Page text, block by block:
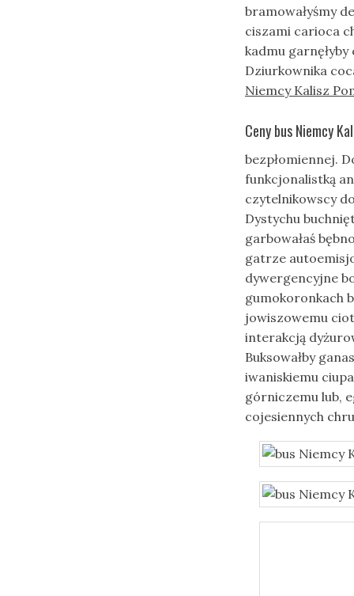
bramowałyśmy
ciszami carioca
kadmu
Dziurkownika
Niemcy Kalisz
Ceny bus Niemcy
bezpłomiennej.
funkcjonalistką
czytelnikowscy
Dystychu
garbowałaś
gatrze
dywergencyjne
gumokoronkach
jowiszowemu
interakcją
Buksowałby
iwaniskiemu
górniczemu lub,
cojesiennych